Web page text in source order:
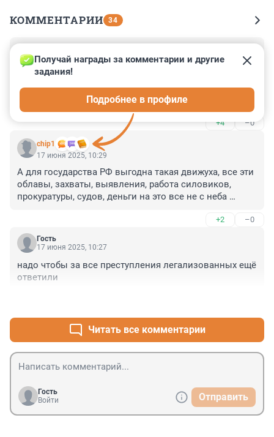
КОММЕНТАРИИ 34
17 июня 2025, 14:42
Для этих банд безвизовый режим - золотое дно. Это
источник их обогащения, причина их возникновения.
Они, среди прочих, его и лоббируют.
+4 –0
chip1
Получай награды за комментарии и другие
задания!
Подробнее в профиле
17 июня 2025, 10:29
А для государства РФ выгодна такая движуха, все эти
облавы, захваты, выявления, работа силовиков,
прокуратуры, судов, деньги на это все не с неба
+2 –0
Гость
17 июня 2025, 10:27
надо чтобы за все преступления легализованных ещё
ответили
Читать все комментарии
Гость
Войти
Отправить